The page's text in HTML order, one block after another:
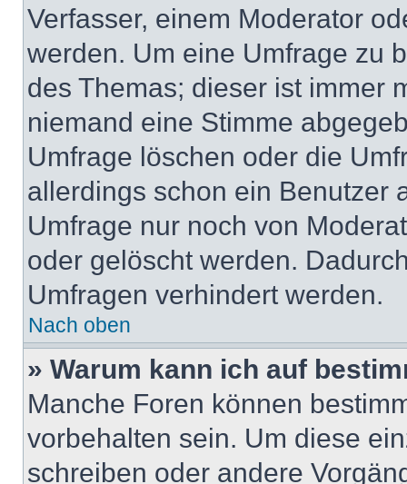
Verfasser, einem Moderator
werden. Um eine Umfrage zu
des Themas; dieser ist immer
niemand eine Stimme
Umfrage löschen oder die
allerdings schon ein Benutzer
Umfrage nur noch von
oder gelöscht werden.
Umfragen verhindert werden.
Nach oben
» Warum kann ich auf
Manche Foren können
vorbehalten sein. Um diese
schreiben oder andere